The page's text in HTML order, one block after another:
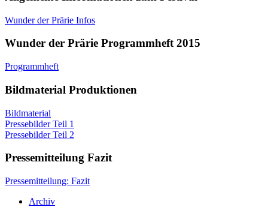
Wunder der Prärie Infos
Wunder der Prärie Programmheft 2015
Programmheft
Bildmaterial Produktionen
Bildmaterial
Pressebilder Teil 1
Pressebilder Teil 2
Pressemitteilung Fazit
Pressemitteilung: Fazit
Archiv